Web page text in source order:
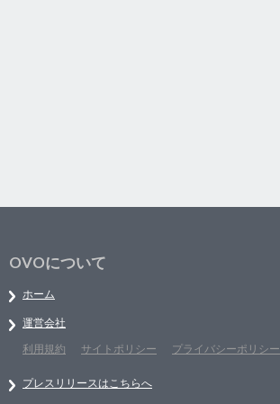
OVOについて
ホーム
運営会社
利用規約
サイトポリシー プライバシーポリシー
プレスリリースはこちらへ